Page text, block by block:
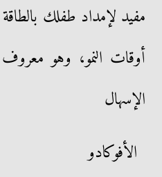
مفيد لإمداد طفلك
أوقات النمو، وهو
الإسهال
الأفوكادو